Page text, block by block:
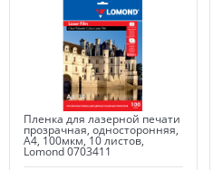
Пленка для лазерной печати
прозрачная, односторонняя,
А4, 100мкм, 10 листов,
Lomond 0703411